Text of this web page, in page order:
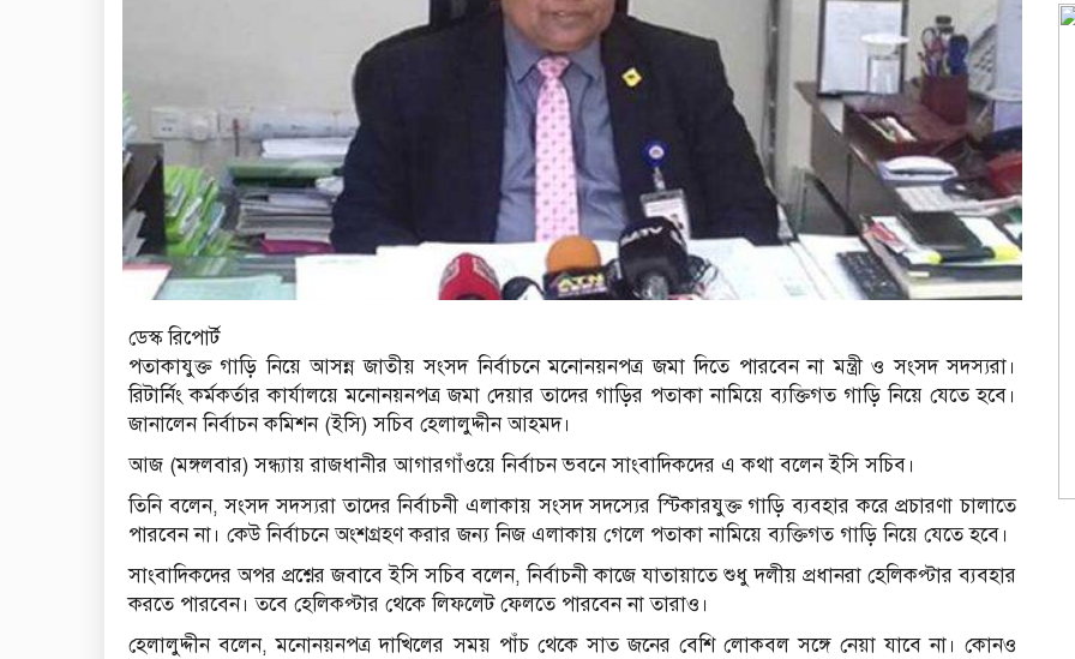
ডেস্ক রিপোর্ট
পতাকাযুক্ত গাড়ি নিয়ে আসন্ন জাতীয় সংসদ নির্বাচনে মনোনয়নপত্র জমা দিতে পারবেন না মন্ত্রী ও সংসদ সদস্যরা।
রিটার্নিং কর্মকর্তার কার্যালয়ে মনোনয়নপত্র জমা দেয়ার তাদের গাড়ির পতাকা নামিয়ে ব্যক্তিগত গাড়ি নিয়ে যেতে হবে।
জানালেন নির্বাচন কমিশন (ইসি) সচিব হেলালুদ্দীন আহমদ।
আজ (মঙ্গলবার) সন্ধ্যায় রাজধানীর আগারগাঁওয়ে নির্বাচন ভবনে সাংবাদিকদের এ কথা বলেন ইসি সচিব।
তিনি বলেন, সংসদ সদস্যরা তাদের নির্বাচনী এলাকায় সংসদ সদস্যের স্টিকারযুক্ত গাড়ি ব্যবহার করে প্রচারণা চালাতে
পারবেন না। কেউ নির্বাচনে অংশগ্রহণ করার জন্য নিজ এলাকায় গেলে পতাকা নামিয়ে ব্যক্তিগত গাড়ি নিয়ে যেতে হবে।
সাংবাদিকদের অপর প্রশ্নের জবাবে ইসি সচিব বলেন, নির্বাচনী কাজে যাতায়াতে শুধু দলীয় প্রধানরা হেলিকপ্টার ব্যবহার
করতে পারবেন। তবে হেলিকপ্টার থেকে লিফলেট ফেলতে পারবেন না তারাও।
হেলালুদ্দীন বলেন, মনোনয়নপত্র দাখিলের সময় পাঁচ থেকে সাত জনের বেশি লোকবল সঙ্গে নেয়া যাবে না। কোনও